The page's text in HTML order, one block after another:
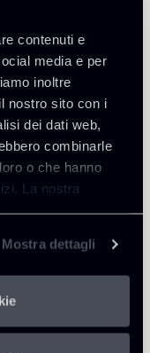
contenuti e
media e per
inoltre
nostro sito con i
dei dati web,
combinarle
o che hanno
La nostra
Mostra dettagli
831 Kb